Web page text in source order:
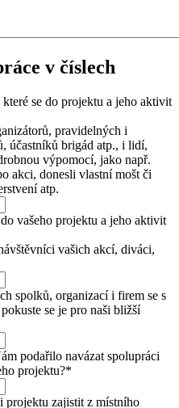
v číslech
se do projektu a jeho aktivit
pravidelných i
účastníků brigád atp., i lidí,
výpomocí, jako např.
akci, donesli vlastní mošt či
atp.
vašeho projektu a jeho aktivit
vašich akcí, diváci,
spolků, organizací i firem se s
se je pro naši bližší
podařilo navázat spolupráci
projektu?*
projektu zajistit z místního